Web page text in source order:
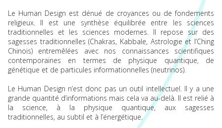
Le Human Design est dénué de croyances ou de fondements
religieux. Il est une synthèse équilibrée entre les sciences
traditionnelles et les sciences modernes. Il repose sur des
sagesses traditionnelles (Chakras, Kabbale, Astrologie et I’Ching
Chinois) entremêlées avec nos connaissances scientifiques
contemporaines en termes de physique quantique, de
génétique et de particules informationnelles (neutrinos).
Le Human Design n’est donc pas un outil intellectuel. Il y a une
grande quantité d’informations mais cela va au-delà. Il est relié à
la science, à la physique quantique, aux sagesses
traditionnelles, au subtil et à l’énergétique.